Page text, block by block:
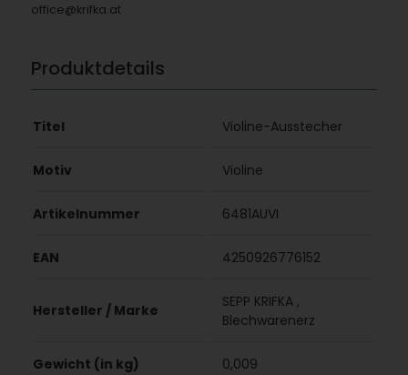
office@krifka.at
Produktdetails
Titel Violine-Ausstecher
Motiv Violine
Artikelnummer 6481AUVI
EAN 4250926776152
Hersteller / Marke
SEPP KRIFKA ,
Blechwarenerz
Gewicht (in kg) 0,009